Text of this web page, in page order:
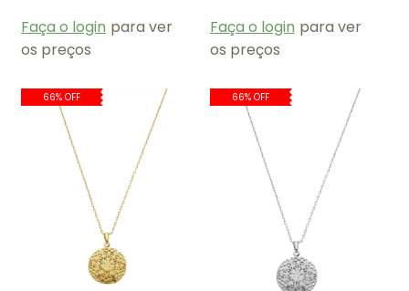
Faça o login para ver
os preços
Faça o login para ver
os preços
66% OFF 66% OFF